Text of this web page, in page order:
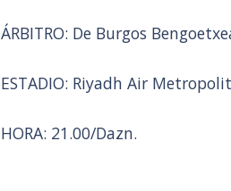
ÁRBITRO: De Burgos
ESTADIO: Riyadh Air
HORA: 21.00/Dazn.